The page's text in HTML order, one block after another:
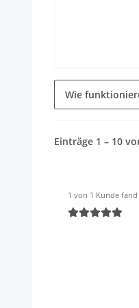
Wie
Einträge 1 – 10
1 von 1 Kunde